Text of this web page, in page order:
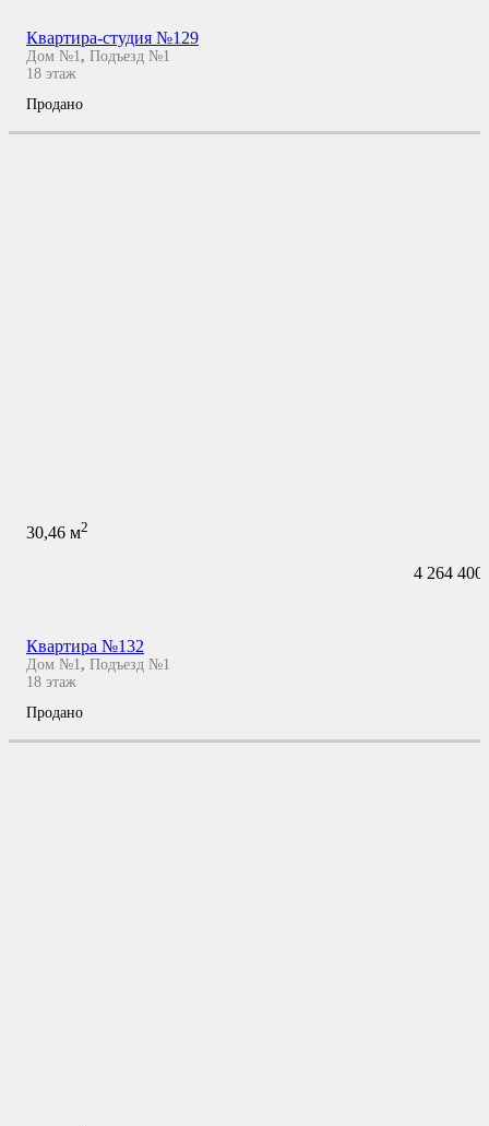
Квартира-студия №129
Дом №1 , Подъезд №1
18 этаж
Продано
30,46 м2
4 264 400
Квартира №132
Дом №1, Подъезд №1
18 этаж
Продано